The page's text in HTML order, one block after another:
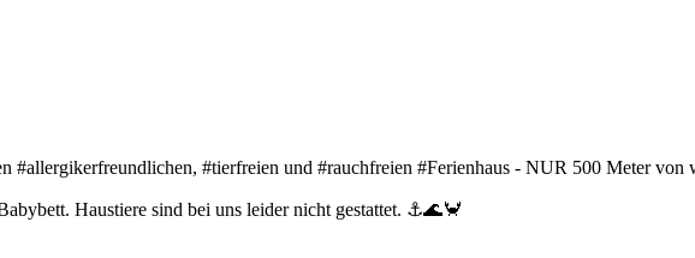
#allergikerfreundlichen, #tierfreien und #rauchfreien #Ferienhaus - NUR 500 Meter
Haustiere sind bei uns leider nicht gestattet. ⚓🌊🦀